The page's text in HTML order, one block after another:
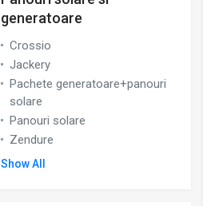
generatoare
Crossio
Jackery
Pachete generatoare+panouri
solare
Panouri solare
Zendure
Show All